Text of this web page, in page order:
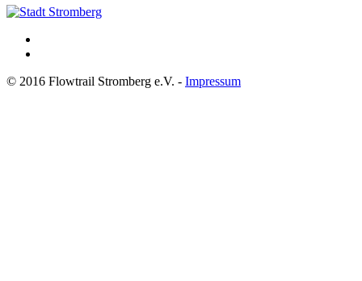
© 2016 Flowtrail Stromberg e.V. - Impressum